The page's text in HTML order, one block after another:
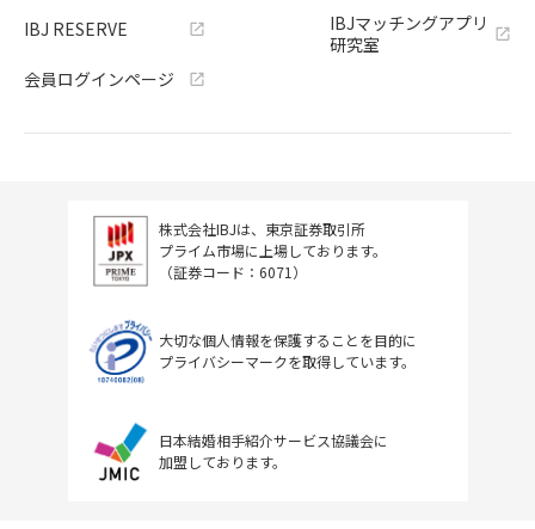
IBJ RESERVE
会員ログインページ
IBJマッチングアプリ
研究室
株式会社IBJは、東京証券取引所
プライム市場に上場しております。
（証券コード：6071）
大切な個人情報を保護することを目的に
プライバシーマークを取得しています。
日本結婚相手紹介サービス協議会に
加盟しております。